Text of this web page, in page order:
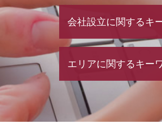
会社設立に関するキ
合同会社 設立 流れ
電子 定款
増資 手続き
節税対策 法人
エリアに関するキー
融資 東京都 相談
資金調達 中央区 税理士
資金調達 栃木県 相談